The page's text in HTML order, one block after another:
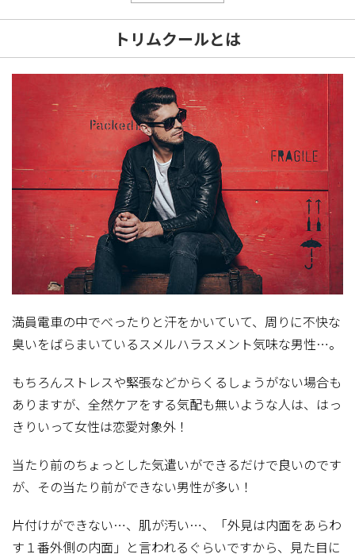
トリムクールとは
満員電車の中でべったりと汗をかいていて、周りに不快な
臭いをばらまいているスメルハラスメント気味な男性…。
もちろんストレスや緊張などからくるしょうがない場合も
ありますが、全然ケアをする気配も無いような人は、はっ
きりいって女性は恋愛対象外！
当たり前のちょっとした気遣いができるだけで良いのです
が、その当たり前ができない男性が多い！
片付けができない…、肌が汚い…、「外見は内面をあらわ
す１番外側の内面」と言われるぐらいですから、見た目に